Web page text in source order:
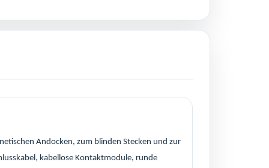
Andocken, zum blinden Stecken und zur
kabellose Kontaktmodule, runde